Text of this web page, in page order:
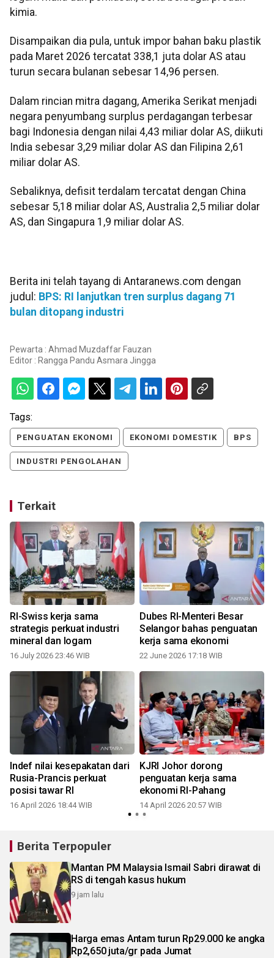
kimia.
Disampaikan dia pula, untuk impor bahan baku plastik
pada Maret 2026 tercatat 338,1 juta dolar AS atau
turun secara bulanan sebesar 14,96 persen.
Dalam rincian mitra dagang, Amerika Serikat menjadi
negara penyumbang surplus perdagangan terbesar
bagi Indonesia dengan nilai 4,43 miliar dolar AS, diikuti
India sebesar 3,29 miliar dolar AS dan Filipina 2,61
miliar dolar AS.
Sebaliknya, defisit terdalam tercatat dengan China
sebesar 5,18 miliar dolar AS, Australia 2,5 miliar dolar
AS, dan Singapura 1,9 miliar dolar AS.
Berita ini telah tayang di Antaranews.com dengan
judul: BPS: RI lanjutkan tren surplus dagang 71
bulan ditopang industri
Pewarta : Ahmad Muzdaffar Fauzan
Editor : Rangga Pandu Asmara Jingga
Tags:
PENGUATAN EKONOMI EKONOMI DOMESTIK BPS
INDUSTRI PENGOLAHAN
Terkait
RI-Swiss kerja sama
strategis perkuat industri
mineral dan logam
16 July 2026 23:46 WIB
Dubes RI-Menteri Besar
Selangor bahas penguatan
kerja sama ekonomi
22 June 2026 17:18 WIB
Indef nilai kesepakatan dari
Rusia-Prancis perkuat
posisi tawar RI
16 April 2026 18:44 WIB
KJRI Johor dorong
penguatan kerja sama
ekonomi RI-Pahang
14 April 2026 20:57 WIB
Berita Terpopuler
Mantan PM Malaysia Ismail Sabri dirawat di
RS di tengah kasus hukum
9 jam lalu
Harga emas Antam turun Rp29.000 ke angka
Rp2,650 juta/gr pada Jumat